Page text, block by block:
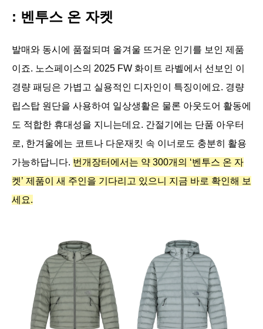
: 벤투스 온 자켓
발매와 동시에 품절되며 올겨울 뜨거운 인기를 보인 제품
이죠. 노스페이스의 2025 FW 화이트 라벨에서 선보인 이
경량 패딩은 가볍고 실용적인 디자인이 특징이에요. 경량
립스탑 원단을 사용하여 일상생활은 물론 아웃도어 활동에
도 적합한 휴대성을 지니는데요. 간절기에는 단품 아우터
로, 한겨울에는 코트나 다운재킷 속 이너로도 충분히 활용
가능하답니다. 번개장터에서는 약 300개의 ‘벤투스 온 자
켓’ 제품이 새 주인을 기다리고 있으니 지금 바로 확인해 보
세요.